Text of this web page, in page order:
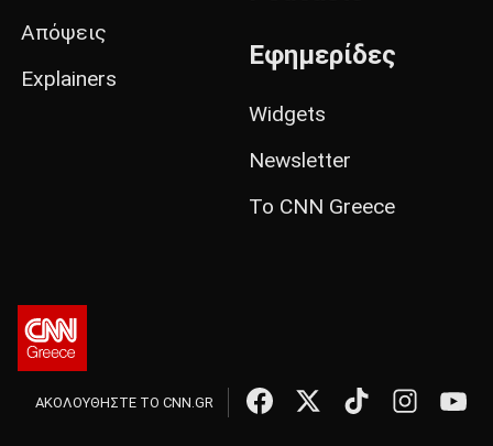
Απόψεις
Explainers
Εφημερίδες
Widgets
Newsletter
Το CNN Greece
ΑΚΟΛΟΥΘΗΣΤΕ ΤΟ CNN.GR